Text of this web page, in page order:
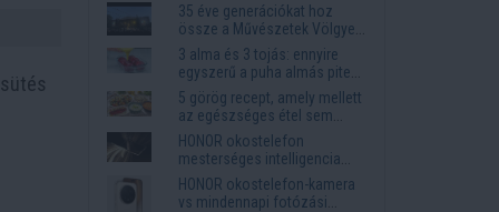
35 éve generációkat hoz
össze a Művészetek Völgye
– megvan a 2027-es időpont
és a bérletár
3 alma és 3 tojás: ennyire
egyszerű a puha almás pite
titka
5 görög recept, amely mellett
az egészséges étel sem
tűnik lemondásnak
HONOR okostelefon
mesterséges intelligencia
funkciók, amelyek
megkönnyítik az életet
HONOR okostelefon-kamera
vs mindennapi fotózási